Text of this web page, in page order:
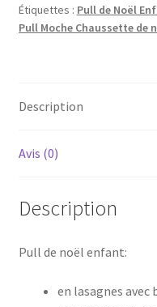
Étiquettes : Pull de Noël
Pull Moche Chaussette de
Description
Avis (0)
Description
Pull de noël enfant:
en lasagnes avec